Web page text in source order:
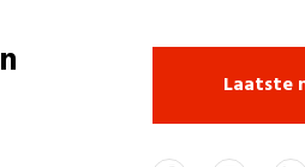
Laatste